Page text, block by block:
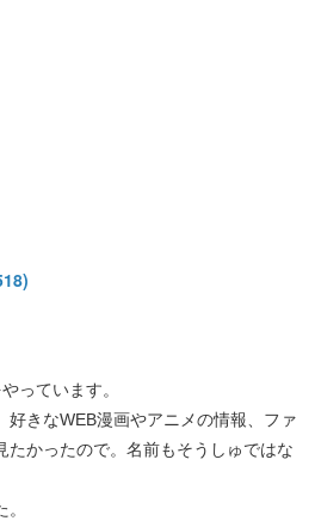
っています。
好きなWEB漫画やアニメの情報、ファ
たかったので。名前もそうしゅではな